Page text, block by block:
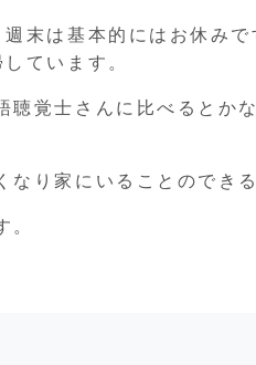
末は基本的にはお休み
ています。
覚士さんに比べるとか
り家にいることのでき
。